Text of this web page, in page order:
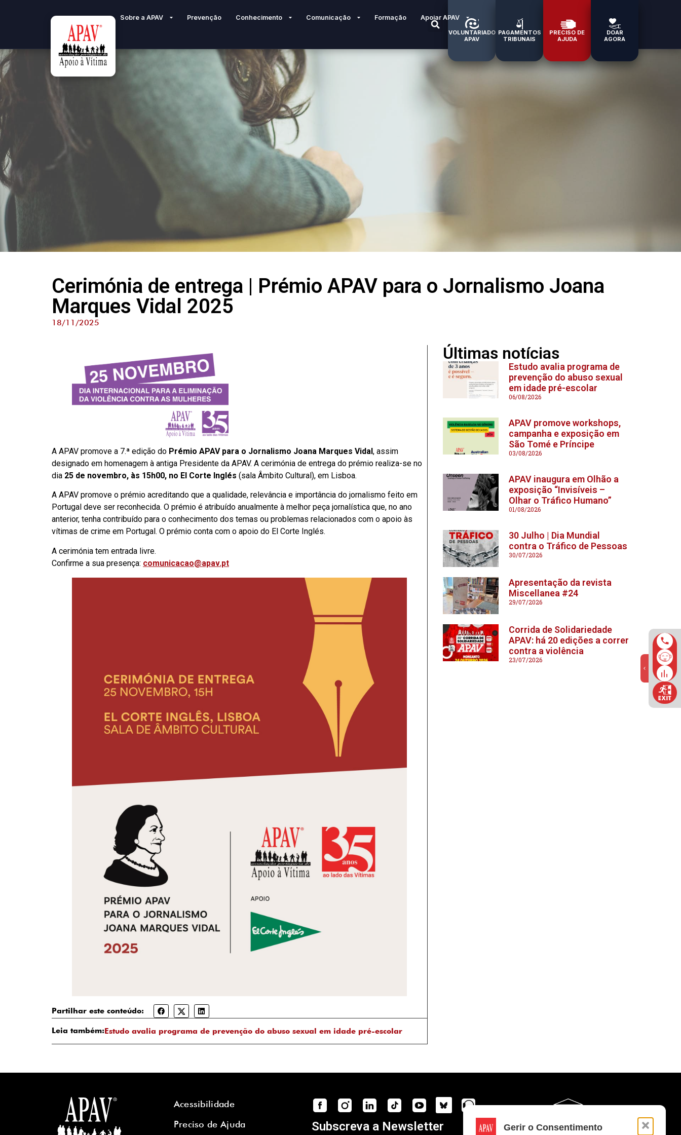
Gerir o Consentimento
Sobre a APAV Prevenção Conhecimento Comunicação Formação Apoiar APAV
VOLUNTARIADO
APAV
PAGAMENTOS
TRIBUNAIS
PRECISO DE
AJUDA
DOAR
AGORA
Cerimónia de entrega | Prémio APAV para o Jornalismo Joana
Marques Vidal 2025
18/11/2025
A APAV promove a 7.ª edição do Prémio APAV para o Jornalismo Joana Marques Vidal, assim
designado em homenagem à antiga Presidente da APAV. A cerimónia de entrega do prémio realiza-se no
dia 25 de novembro, às 15h00, no El Corte Inglés (sala Âmbito Cultural), em Lisboa.
A APAV promove o prémio acreditando que a qualidade, relevância e importância do jornalismo feito em
Portugal deve ser reconhecida. O prémio é atribuído anualmente à melhor peça jornalística que, no ano
anterior, tenha contribuído para o conhecimento dos temas ou problemas relacionados com o apoio às
vítimas de crime em Portugal. O prémio conta com o apoio do El Corte Inglés.
A cerimónia tem entrada livre.
Confirme a sua presença: comunicacao@apav.pt
Partilhar este conteúdo:
Leia também:Estudo avalia programa de prevenção do abuso sexual em idade pré-escolar
Últimas notícias
Estudo avalia programa de
prevenção do abuso sexual
em idade pré-escolar
06/08/2026
APAV promove workshops,
campanha e exposição em
São Tomé e Príncipe
03/08/2026
APAV inaugura em Olhão a
exposição “Invisíveis –
Olhar o Tráfico Humano”
01/08/2026
30 Julho | Dia Mundial
contra o Tráfico de Pessoas
30/07/2026
Apresentação da revista
Miscellanea #24
29/07/2026
Corrida de Solidariedade
APAV: há 20 edições a correr
contra a violência
23/07/2026
Acessibilidade
Preciso de Ajuda
Subscreva a Newsletter